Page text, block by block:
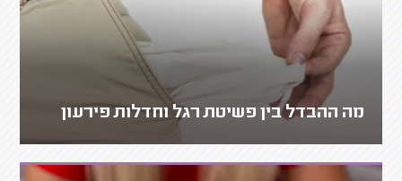
מה ההבדל בין פשיטת רגל וחדלות פירעון